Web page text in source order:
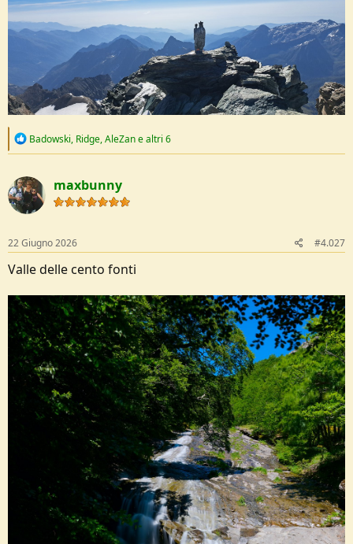
R
c
t
i
o
s
:
Badowski, Ridge,AleZane altri 6
maxbunny
22 Giugno 2026 #4.027
Valle delle cento fonti